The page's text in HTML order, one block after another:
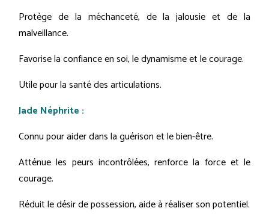
Protège de la méchanceté, de la jalousie et de la
malveillance.
Favorise la confiance en soi, le dynamisme et le courage.
Utile pour la santé des articulations.
Jade Néphrite :
Connu pour aider dans la guérison et le bien-être.
Atténue les peurs incontrôlées, renforce la force et le
courage.
Réduit le désir de possession, aide à réaliser son potentiel.